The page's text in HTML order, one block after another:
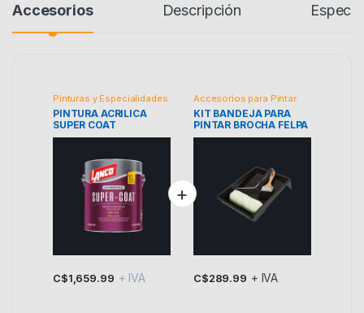
Accesorios Descripción
Pinturas y Especialidades
PINTURA ACRILICA
SUPER COAT
C$1,659.99 + IVA
Accesorios para Pintar
KIT BANDEJA PARA
PINTAR BROCHA FELPA
C$289.99 + IVA